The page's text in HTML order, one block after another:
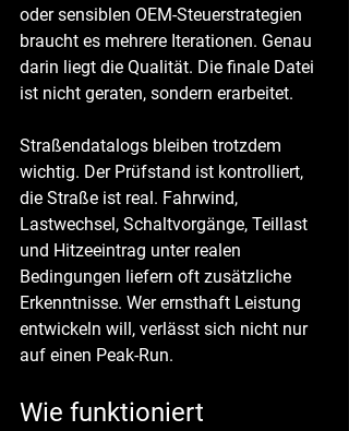
oder sensiblen OEM-Steuerstrategien
braucht es mehrere Iterationen. Genau
darin liegt die Qualität. Die finale Datei
ist nicht geraten, sondern erarbeitet.
Straßendatalogs bleiben trotzdem
wichtig. Der Prüfstand ist kontrolliert,
die Straße ist real. Fahrwind,
Lastwechsel, Schaltvorgänge, Teillast
und Hitzeeintrag unter realen
Bedingungen liefern oft zusätzliche
Erkenntnisse. Wer ernsthaft Leistung
entwickeln will, verlässt sich nicht nur
auf einen Peak-Run.
Wie funktioniert